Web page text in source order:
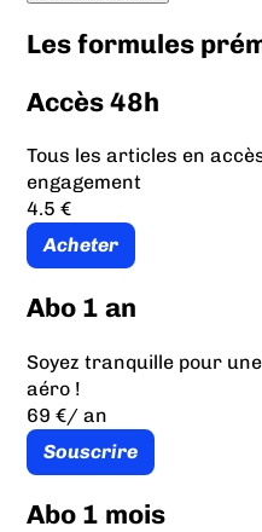
Les formules
Accès 48h
Tous les articles en
engagement
4.5 €
Acheter
Abo 1 an
Soyez tranquille pour
aéro !
69 €/ an
Souscrire
Abo 1 mois